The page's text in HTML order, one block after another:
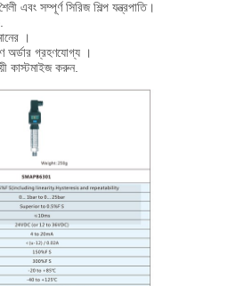
এবং সম্পূর্ণ সিরিজ শিল্প যন্ত্রপাতি।
।
অর্ডার গ্রহণযোগ্য ।
কাস্টমাইজ করুন.